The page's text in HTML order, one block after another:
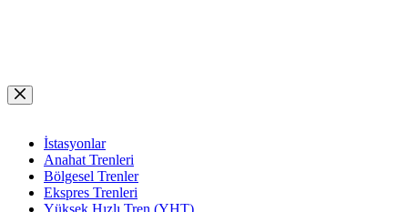
Skip
to
İstasyonlar
Anahat Trenleri
Bölgesel Trenler
Ekspres Trenleri
Yüksek Hızlı Tren (YHT)